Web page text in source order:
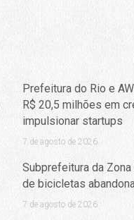
Prefeitura do Rio e
R$ 20,5 milhões em
impulsionar startups
7 de agosto de 2026
Subprefeitura da
de bicicletas
7 de agosto de 2026